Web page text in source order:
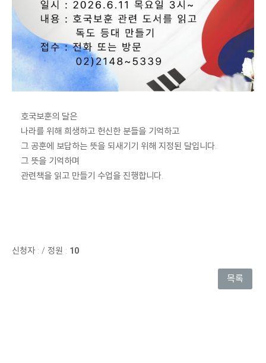
호국보훈의 달은
나라를 위해 희생하고 헌신한 분들을 기억하고
그 공훈에 보답하는 뜻을 되새기기 위해 지정된 달입니다.
그 뜻을 기억하며
관련책을 읽고 만들기 수업을 진행합니다.
신청자 : / 정원 : 10
목록